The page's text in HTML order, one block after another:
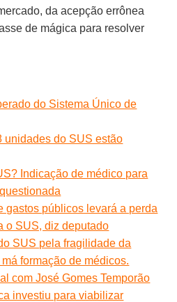
da acepção errônea
de mágica para resolver
do Sistema Único de
unidades do SUS estão
Indicação de médico para
gastos públicos levará a perda
o SUS, diz deputado
SUS pela fragilidade da
formação de médicos.
com José Gomes Temporão
investiu para viabilizar